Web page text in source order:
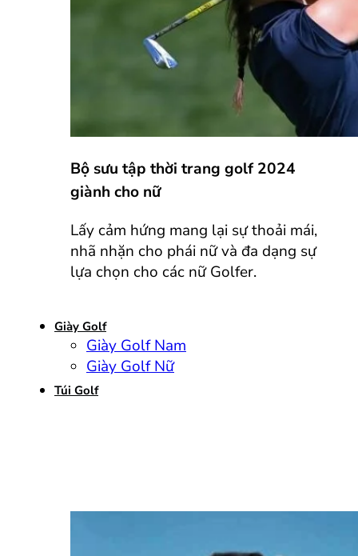
Bộ sưu tập thời trang golf 2024
giành cho nữ
Lấy cảm hứng mang lại sự thoải mái,
nhã nhặn cho phái nữ và đa dạng sự
lựa chọn cho các nữ Golfer.
Giày Golf
Giày Golf Nam
Giày Golf Nữ
Túi Golf